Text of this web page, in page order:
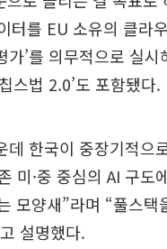
터를 EU 소유의 클라
’를 의무적으로 실시
스법 2.0’도 포함됐다.
한국이 중장기적으
미·중 중심의 AI 구도
모양새”라며 “풀스택
설명했다.